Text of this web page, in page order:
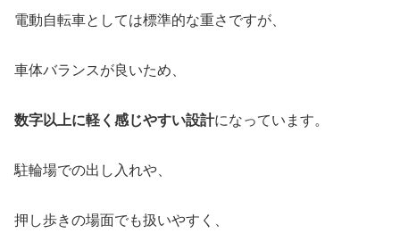
電動自転車としては標準的な重さですが、
車体バランスが良いため、
数字以上に軽く感じやすい設計になっています。
駐輪場での出し入れや、
押し歩きの場面でも扱いやすく、